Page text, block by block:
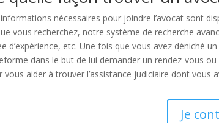
nécessaires pour joindre l’avocat sont
vous recherchez, notre système de recherche
d’expérience, etc. Une fois que vous avez déniché
dans le but de lui demander un rendez-vous
vous aider à trouver l’assistance judiciaire dont vous
Je